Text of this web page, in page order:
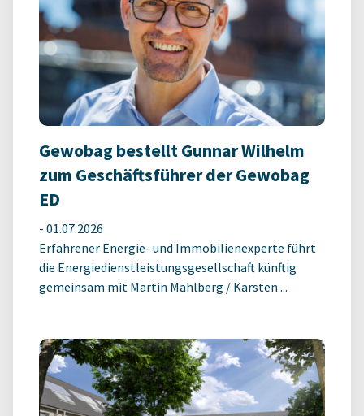
Gewobag bestellt Gunnar Wilhelm
zum Geschäftsführer der Gewobag
ED
- 01.07.2026
Erfahrener Energie- und Immobilienexperte führt
die Energiedienstleistungsgesellschaft künftig
gemeinsam mit Martin Mahlberg / Karsten ...